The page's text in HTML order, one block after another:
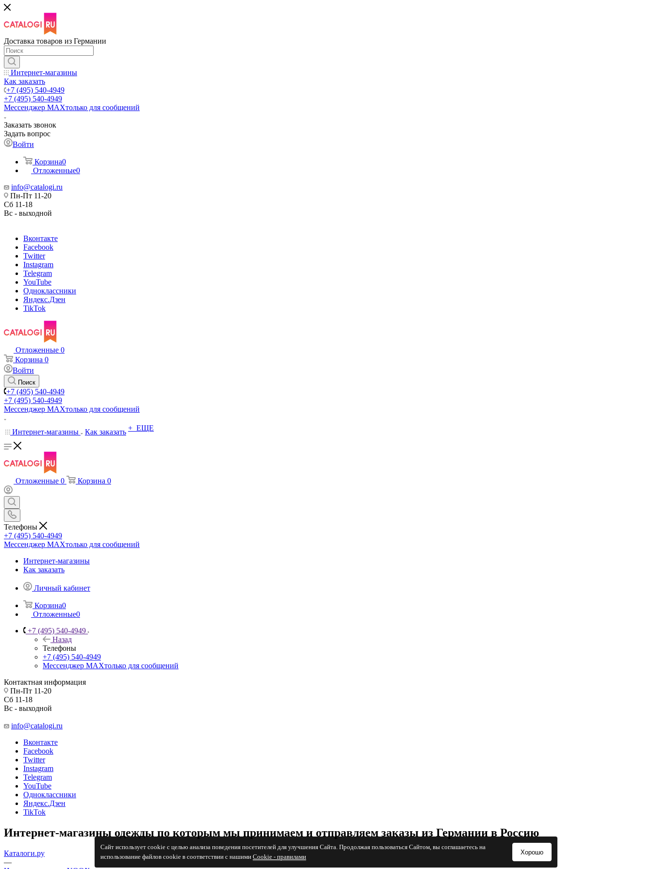
Сайт использует cookie с целью анализа поведения посетителей для улучшения Сайта. Продолжая пользоваться Сайтом, вы соглашаетесь на
использование файлов cookie в соответствии с нашими Cookiе - правилами
Хорошо
Доставка товаров из Германии
Интернет-магазины
Как заказать
+7 (495) 540-4949
+7 (495) 540-4949
Мессенджер МАХтолько для сообщений
Заказать звонок
Задать вопрос
Войти
Корзина0
Отложенные0
info@catalogi.ru
Пн-Пт 11-20
Сб 11-18
Вс - выходной
Вконтакте
Facebook
Twitter
Instagram
Telegram
YouTube
Одноклассники
Яндекс.Дзен
TikTok
Отложенные 0
Корзина 0
Войти
Поиск
+7 (495) 540-4949
+7 (495) 540-4949
Мессенджер МАХтолько для сообщений
Интернет-магазины Как заказать + ЕЩЕ
Отложенные 0 Корзина 0
Телефоны
+7 (495) 540-4949
Мессенджер МАХтолько для сообщений
Интернет-магазины
Как заказать
Личный кабинет
Корзина0
Отложенные0
+7 (495) 540-4949
Назад
Телефоны
+7 (495) 540-4949
Мессенджер МАХтолько для сообщений
Контактная информация
Пн-Пт 11-20
Сб 11-18
Вс - выходной
info@catalogi.ru
Вконтакте
Facebook
Twitter
Instagram
Telegram
YouTube
Одноклассники
Яндекс.Дзен
TikTok
Интернет-магазины одежды по которым мы принимаем и отправляем заказы из Германии в Россию
Каталоги.ру
—